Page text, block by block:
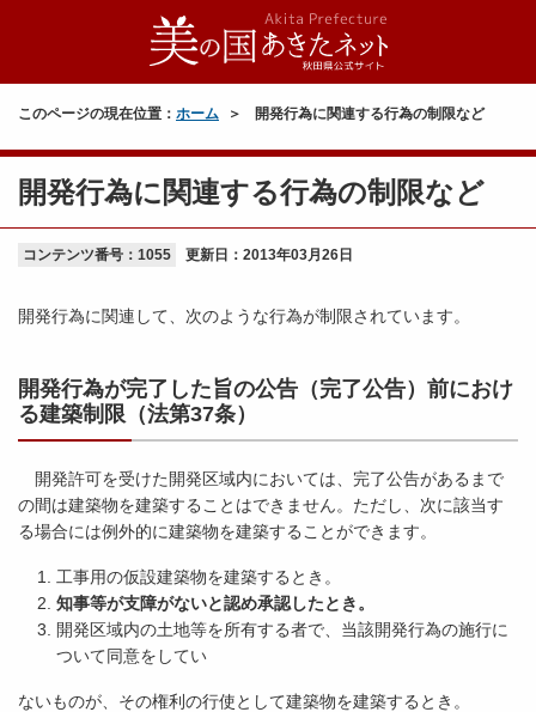
このページの現在位置： ホーム 開発行為に関連する行為の制限など
開発行為に関連する行為の制限など
コンテンツ番号：1055 更新日： 2013年03月26日
開発行為に関連して、次のような行為が制限されています。
開発行為が完了した旨の公告（完了公告）前におけ
る建築制限（法第37条）
開発許可を受けた開発区域内においては、完了公告があるまで
の間は建築物を建築することはできません。ただし、次に該当す
る場合には例外的に建築物を建築することができます。
工事用の仮設建築物を建築するとき。
知事等が支障がないと認め承認したとき。
開発区域内の土地等を所有する者で、当該開発行為の施行に
ついて同意をしてい
ないものが、その権利の行使として建築物を建築するとき。